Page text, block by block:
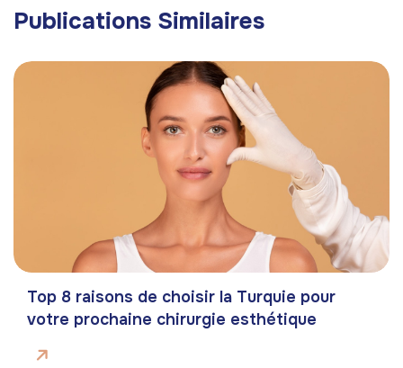
Publications Similaires
Top 8 raisons de choisir la Turquie pour
votre prochaine chirurgie esthétique